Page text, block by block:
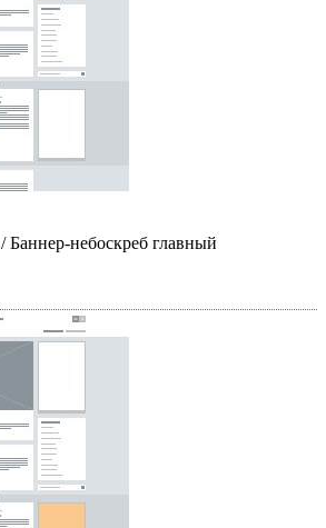
/ Баннер-небоскреб главный